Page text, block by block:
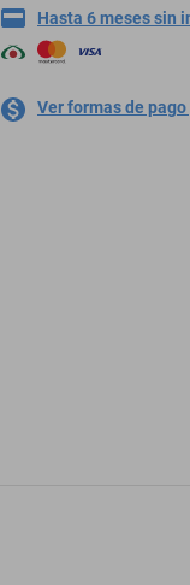
Hasta 6 meses sin
Ver formas de